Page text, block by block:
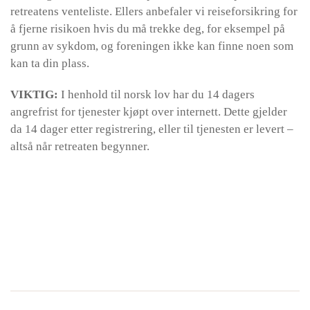
retreatens venteliste. Ellers anbefaler vi reiseforsikring for
å fjerne risikoen hvis du må trekke deg, for eksempel på
grunn av sykdom, og foreningen ikke kan finne noen som
kan ta din plass.
VIKTIG: I henhold til norsk lov har du 14 dagers
angrefrist for tjenester kjøpt over internett. Dette gjelder
da 14 dager etter registrering, eller til tjenesten er levert –
altså når retreaten begynner.